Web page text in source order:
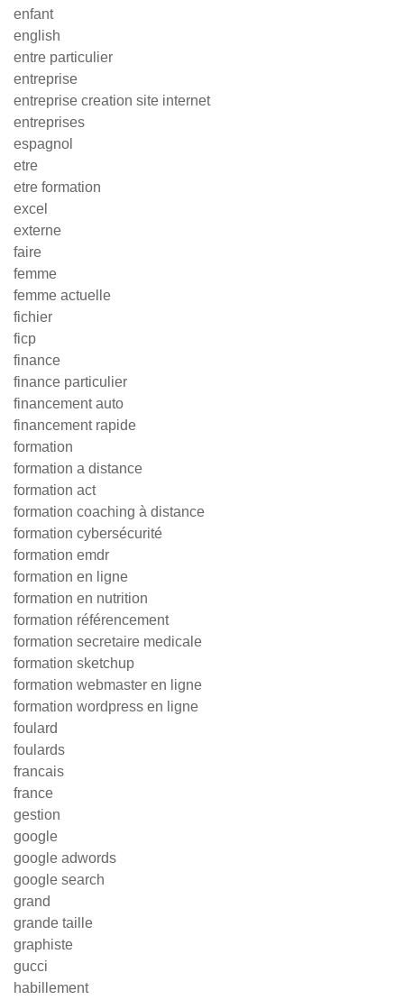
enfant
english
entre particulier
entreprise
entreprise creation site internet
entreprises
espagnol
etre
etre formation
excel
externe
faire
femme
femme actuelle
fichier
ficp
finance
finance particulier
financement auto
financement rapide
formation
formation a distance
formation act
formation coaching à distance
formation cybersécurité
formation emdr
formation en ligne
formation en nutrition
formation référencement
formation secretaire medicale
formation sketchup
formation webmaster en ligne
formation wordpress en ligne
foulard
foulards
francais
france
gestion
google
google adwords
google search
grand
grande taille
graphiste
gucci
habillement